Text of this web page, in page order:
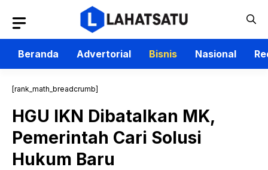
isi
Beranda
Advertorial Bisnis Nasional
[rank_math_breadcrumb]
HGU IKN Dibatalkan MK,
Pemerintah Cari Solusi
Hukum Baru